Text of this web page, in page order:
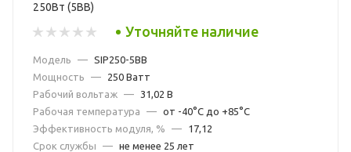
250Вт (5BB)
Уточняйте наличие
Модель — SIP250-5BB
Мощность
—
250 Ватт
Рабочий вольтаж —
31,02 В
Рабочая температура
— от -40°С до +85°С
Эффективность модуля, %
—
17,12
Срок службы
— не менее 25 лет